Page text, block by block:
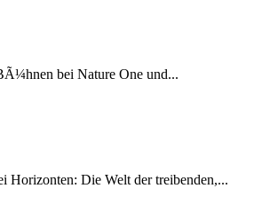
bei Nature One und...
Horizonten: Die Welt der treibenden,...